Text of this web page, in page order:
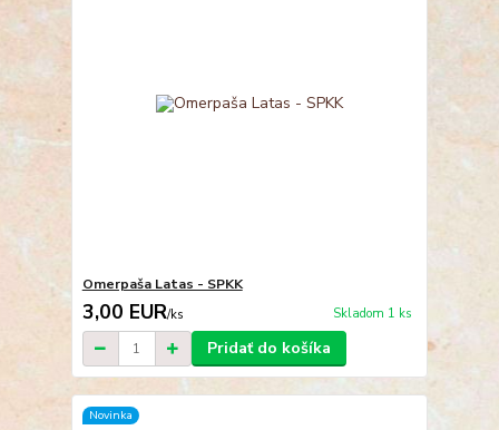
Omerpaša Latas - SPKK
3,00 EUR/ks Skladom 1 ks
Pridať do košíka
Novinka